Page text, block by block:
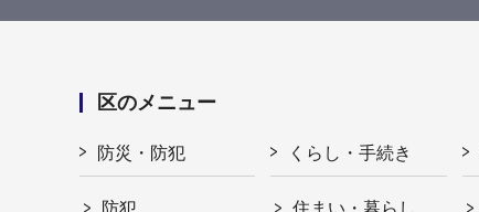
区のメニュー
防災・防犯
防犯
くらし・手続き
住まい・暮らし